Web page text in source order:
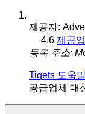
제공자:
4.6 제공
등록 주소:
Tiqets 도움
공급업체 대